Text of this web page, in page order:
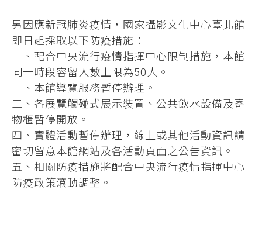
另因應新冠肺炎疫情，國家攝影文化中心臺北館
即日起採取以下防疫措施：
一、配合中央流行疫情指揮中心限制措施，本館
同一時段容留人數上限為50人。
二、本館導覽服務暫停辦理。
三、各展覽觸碰式展示裝置、公共飲水設備及寄
物櫃暫停開放。
四、實體活動暫停辦理，線上或其他活動資訊請
密切留意本館網站及各活動頁面之公告資訊。
五、相關防疫措施將配合中央流行疫情指揮中心
防疫政策滾動調整。